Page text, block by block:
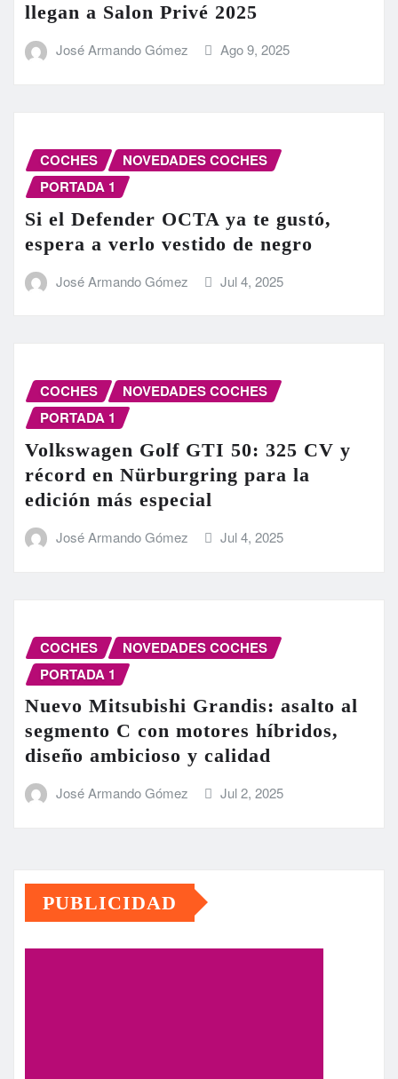
llegan a Salon Privé 2025
José Armando Gómez Ago 9, 2025
COCHES
NOVEDADES COCHES
PORTADA 1
Si el Defender OCTA ya te gustó,
espera a verlo vestido de negro
José Armando Gómez Jul 4, 2025
COCHES
NOVEDADES COCHES
PORTADA 1
Volkswagen Golf GTI 50: 325 CV y
récord en Nürburgring para la
edición más especial
José Armando Gómez Jul 4, 2025
COCHES
NOVEDADES COCHES
PORTADA 1
Nuevo Mitsubishi Grandis: asalto al
segmento C con motores híbridos,
diseño ambicioso y calidad
José Armando Gómez Jul 2, 2025
PUBLICIDAD